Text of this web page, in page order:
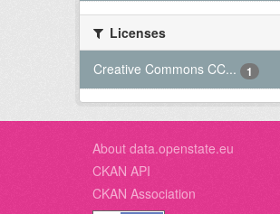
Licenses
Creative Commons CC...
1
About data.openstate.eu
CKAN API
CKAN Association